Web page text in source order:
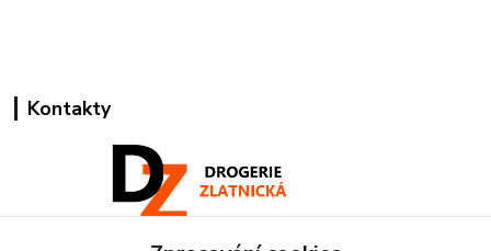
Kontakty